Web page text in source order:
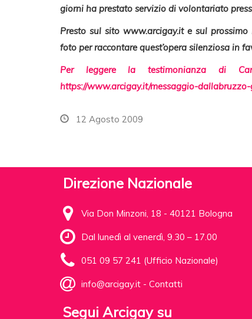
giorni ha prestato servizio di volontariato
Presto sul sito www.arcigay.it e sul
foto per raccontare quest’opera silenziosa in
Per leggere la testimonianza di
https://www.arcigay.it/messaggio-
12 Agosto 2009
Direzione Nazionale
Via Don Minzoni, 18 - 40121 Bologna
Dal lunedì al venerdì, 9.30 – 17.00
051 09 57 241 (Ufficio Nazionale)
info@arcigay.it - Contatti
Segui Arcigay su